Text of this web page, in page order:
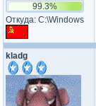
99.3%
Откуда: C:\Windows
kladg